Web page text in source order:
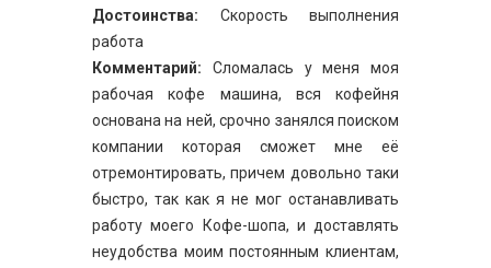
Достоинства: Скорость выполнения
работа
Комментарий: Сломалась у меня моя
рабочая кофе машина, вся кофейня
основана на ней, срочно занялся поиском
компании которая сможет мне её
отремонтировать, причем довольно таки
быстро, так как я не мог останавливать
работу моего Кофе-шопа, и доставлять
неудобства моим постоянным клиентам,